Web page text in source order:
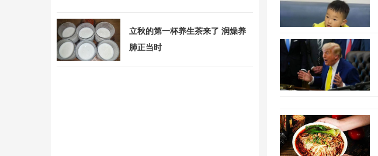
立秋的第一杯养生茶来了 润燥养
肺正当时